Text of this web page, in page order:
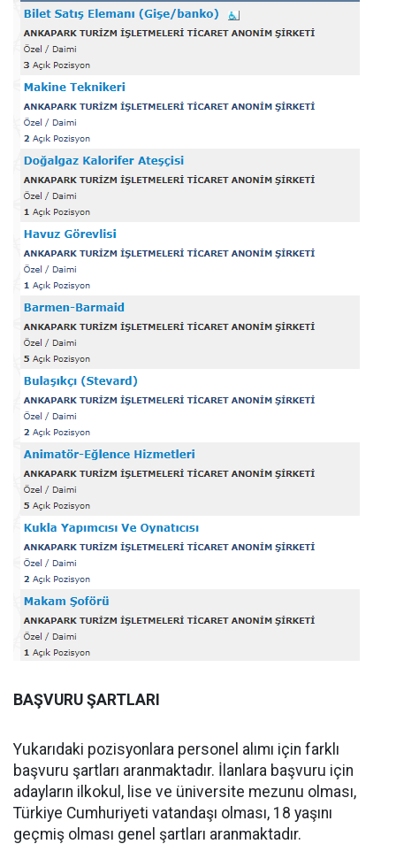
BAŞVURU ŞARTLARI
Yukarıdaki pozisyonlara personel alımı için farklı
başvuru şartları aranmaktadır. İlanlara başvuru için
adayların ilkokul, lise ve üniversite mezunu olması,
Türkiye Cumhuriyeti vatandaşı olması, 18 yaşını
geçmiş olması genel şartları aranmaktadır.